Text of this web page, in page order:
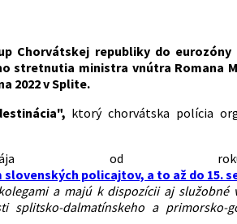
Chorvátskej republiky do
stretnutia ministra vnútra Romana
2022 v Splite.
ktorý chorvátska polícia
od
policajtov, a to až do 15.
a majú k dispozícii aj služobné
dalmatínskeho a primorsko-